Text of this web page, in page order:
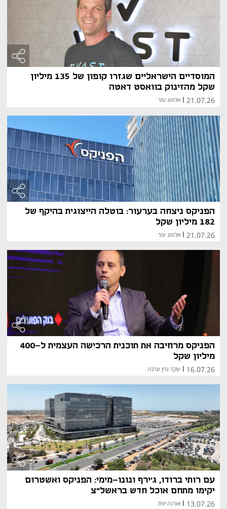
המוסדיים הישראליים שגזרו קופון של 135 מיליון
שקל מהזינוק בוואסט דאטה
21.07.26 אלמוג עזר
הפניקס ניצחה בערעור: בוטלה הייצוגית בהיקף של
182 מיליון שקל
21.07.26
| אלמוג עזר
הפניקס מרחיבה את תוכנית הרכישה העצמית ל-400
מיליון שקל
16.07.26
| שקד גרין ערבה
עם רותי ברודו, ג'ירף ונונו-מימי: הפניקס ואשטרום
יקימו מתחם אוכל חדש בראשל"צ
13.07.26
| אורנה יפת